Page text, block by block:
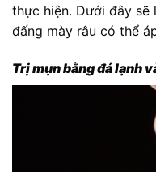
thực hiện. Dưới đây
đấng mày râu có thể
Trị mụn bằng đá lạnh